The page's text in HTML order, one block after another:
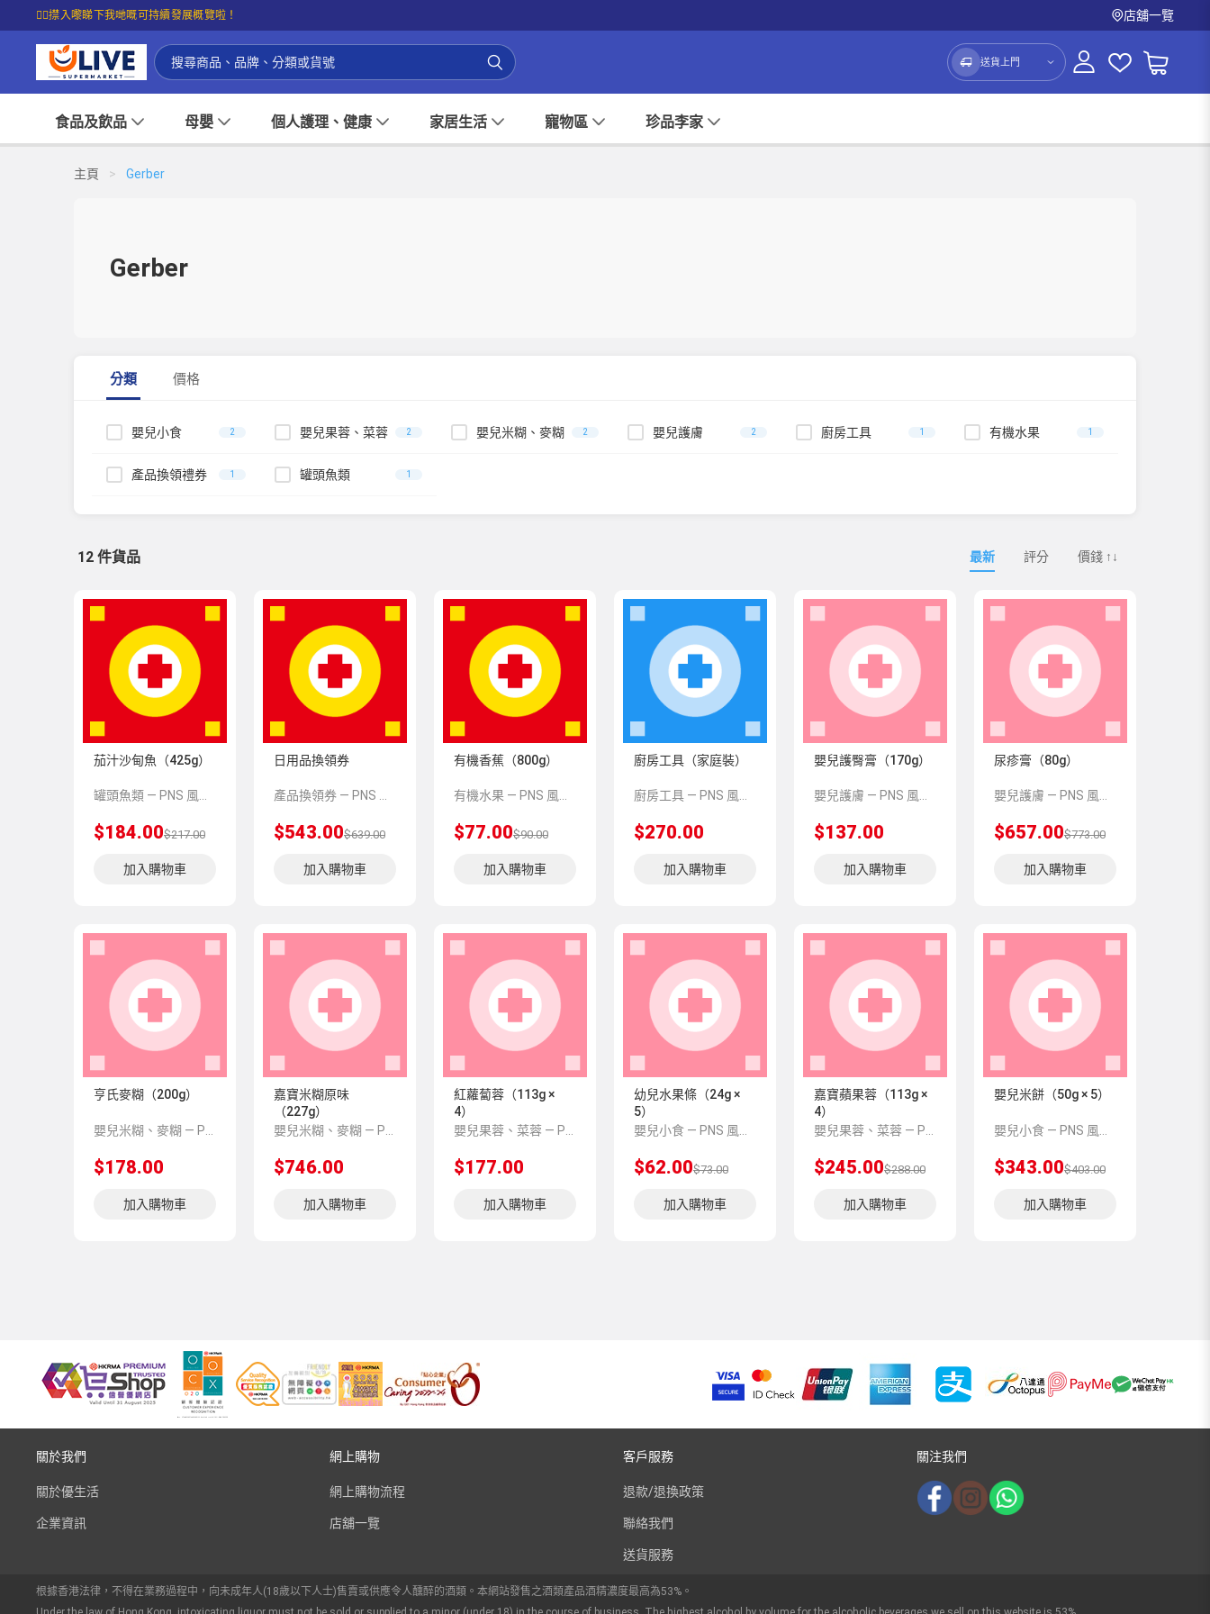
☝🏼㩒入嚟睇下我哋嘅可持續發展概覽啦！ 店舖一覽
送貨上門
食品及飲品 母嬰 個人護理、健康 家居生活 寵物區 珍品李家
主頁 > Gerber
Gerber
分類 價格
嬰兒小食 2 嬰兒果蓉、菜蓉 2 嬰兒米糊、麥糊 2 嬰兒護膚 2 廚房工具 1 有機水果 1
產品換領禮券 1 罐頭魚類 1
12 件貨品 最新 評分 價錢 ↑↓
茄汁沙甸魚（425g）
$184.00$217.00
加入購物車
日用品換領券
$543.00$639.00
加入購物車
有機香蕉（800g）
$77.00$90.00
加入購物車
廚房工具（家庭裝）
$270.00
加入購物車
嬰兒護臀膏（170g）
$137.00
加入購物車
尿疹膏（80g）
$657.00$773.00
加入購物車
亨氏麥糊（200g）
$178.00
加入購物車
嘉寶米糊原味
（227g）
$746.00
加入購物車
紅蘿蔔蓉（113g ×
4）
$177.00
加入購物車
幼兒水果條（24g ×
5）
$62.00$73.00
加入購物車
嘉寶蘋果蓉（113g ×
4）
$245.00$288.00
加入購物車
嬰兒米餅（50g × 5）
$343.00$403.00
加入購物車
關於我們
關於優生活
企業資訊
網上購物
網上購物流程
店舖一覽
客戶服務
退款/退換政策
聯絡我們
送貨服務
關注我們
根據香港法律，不得在業務過程中，向未成年人(18歲以下人士)售賣或供應令人醺醉的酒類。本網站發售之酒類產品酒精濃度最高為53%。